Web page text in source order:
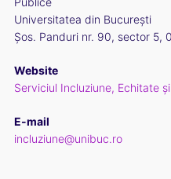
Universitatea din București
Șos. Panduri nr. 90, sector 5,
Website
Serviciul Incluziune, Echitate
E-mail
incluziune@unibuc.ro